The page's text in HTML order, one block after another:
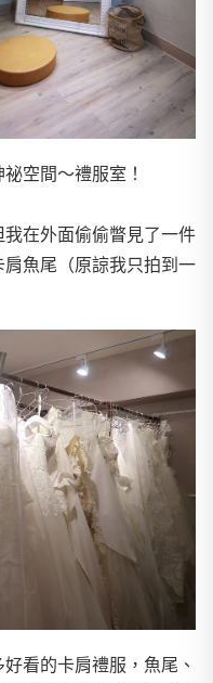
空間～禮服室！
在外面偷偷瞥見了一件
魚尾（原諒我只拍到一
看的卡肩禮服，魚尾、